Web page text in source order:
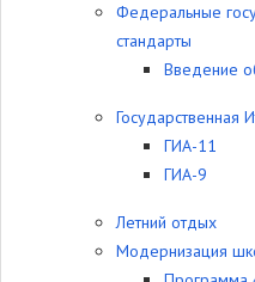
Федеральные
стандарты
Введение
Государственная
ГИА-11
ГИА-9
Летний отдых
Модернизация